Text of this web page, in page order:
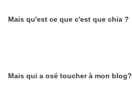
Mais qu'est ce que c'est que chia ?
Mais qui a osé toucher à mon blog?